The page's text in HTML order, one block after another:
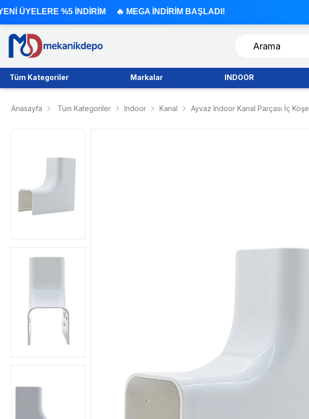
İNDİRİM 🔥 MEGA İNDİRİM BAŞLADI!
Tüm Kategoriler Markalar INDOOR
Anasayfa Tüm Kategoriler Indoor Kanal Ayvaz Indoor Kanal Parçası İç Köşe